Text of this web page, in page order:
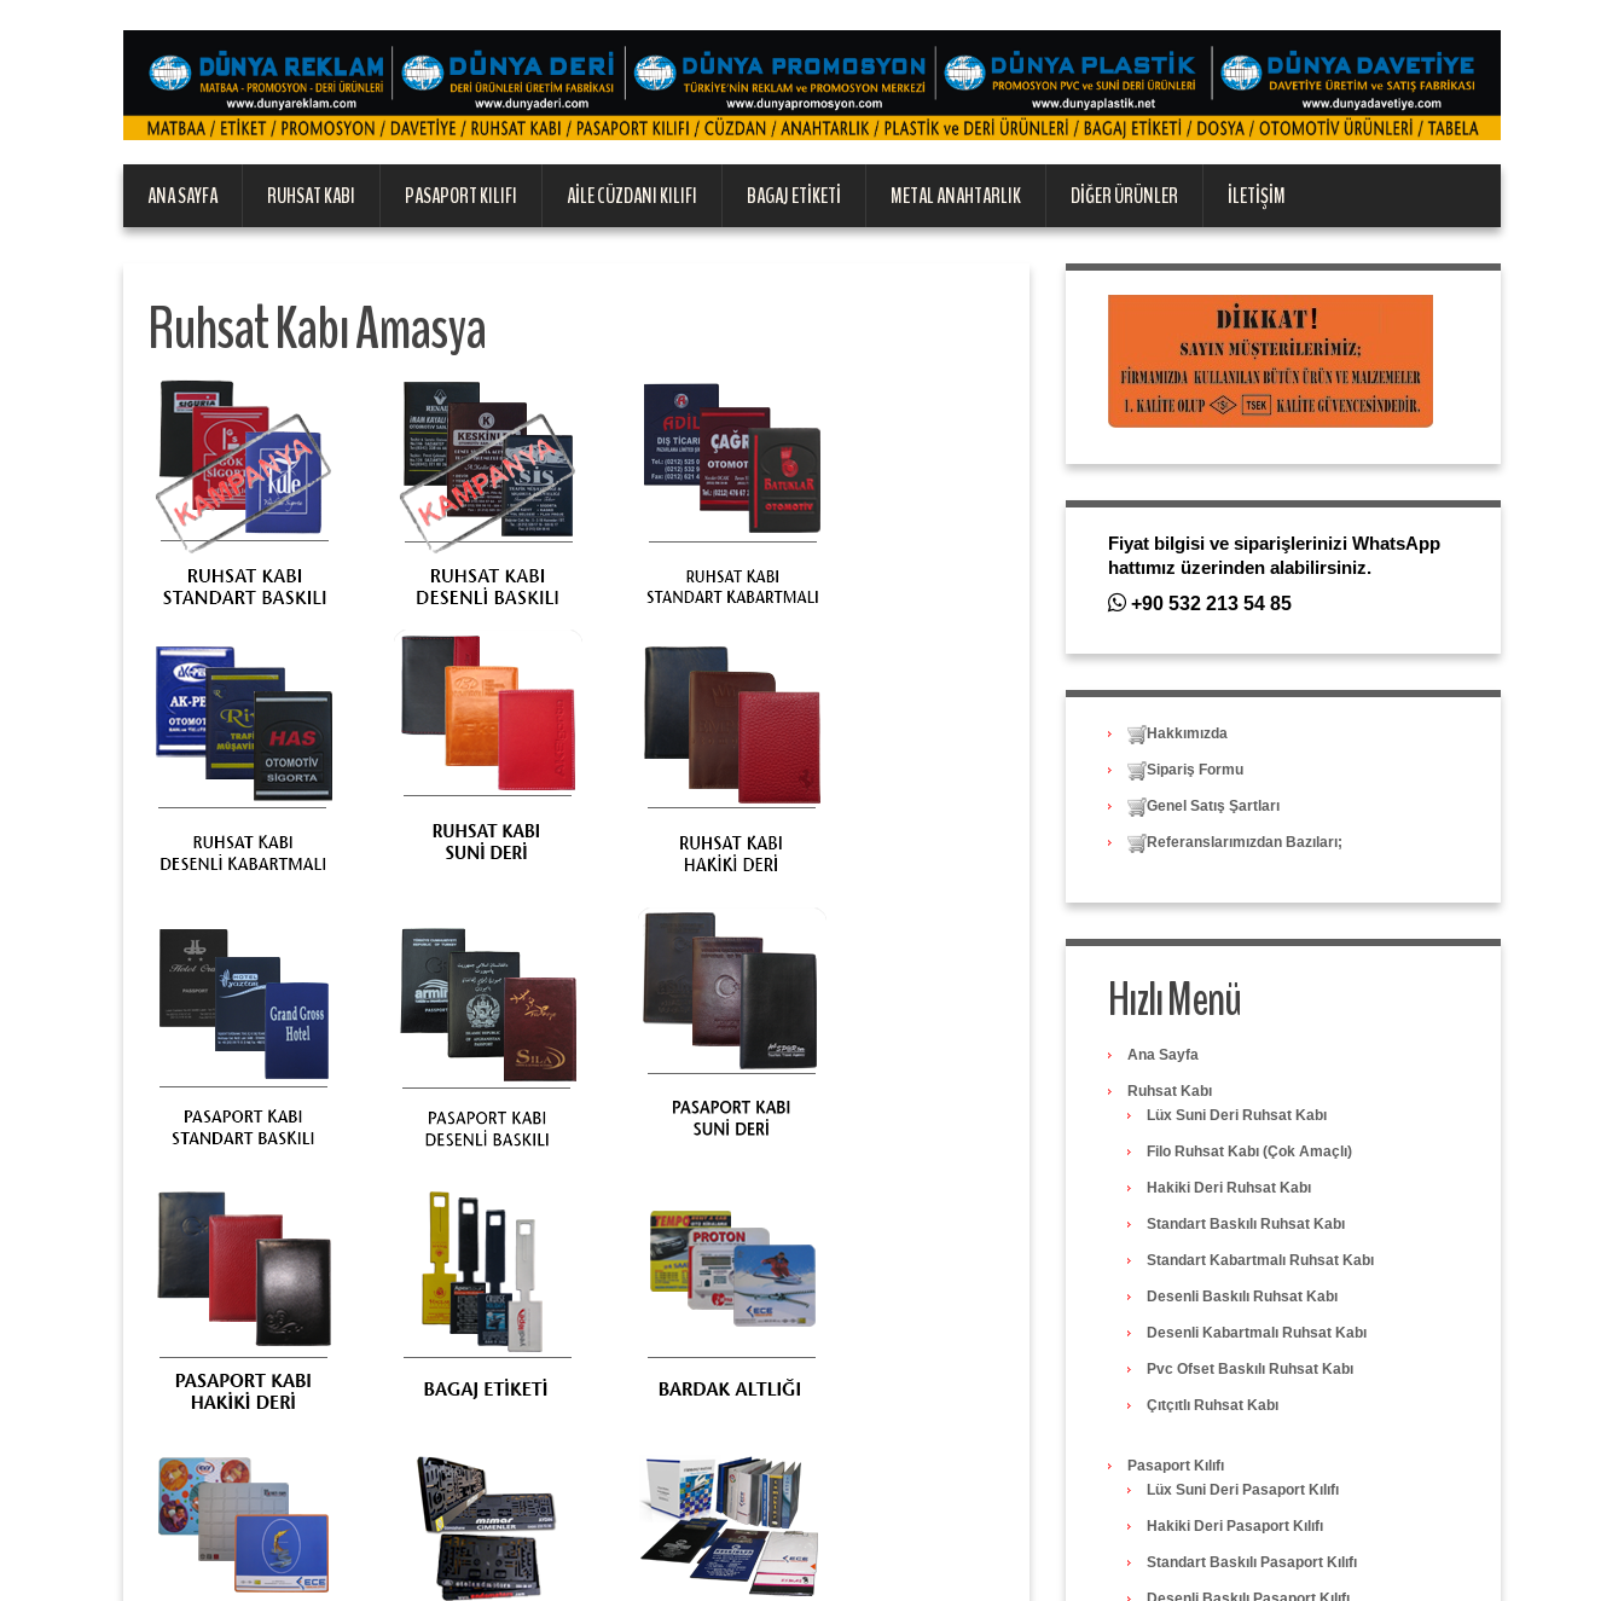
ANA SAYFA RUHSAT KABI PASAPORT KILIFI AILE CÜZDANI KILIFI BAGAJ ETIKETI METAL ANAHTARLIK DIĞER ÜRÜNLER İLETIŞIM
Ruhsat Kabı Amasya
Fiyat bilgisi ve siparişlerinizi WhatsApp
hattımız üzerinden alabilirsiniz.
+90 532 213 54 85
Hakkımızda
Sipariş Formu
Genel Satış Şartları
Referanslarımızdan Bazıları;
Hızlı Menü
Ana Sayfa
Ruhsat Kabı
Lüx Suni Deri Ruhsat Kabı
Filo Ruhsat Kabı (Çok Amaçlı)
Hakiki Deri Ruhsat Kabı
Standart Baskılı Ruhsat Kabı
Standart Kabartmalı Ruhsat Kabı
Desenli Baskılı Ruhsat Kabı
Desenli Kabartmalı Ruhsat Kabı
Pvc Ofset Baskılı Ruhsat Kabı
Çıtçıtlı Ruhsat Kabı
Pasaport Kılıfı
Lüx Suni Deri Pasaport Kılıfı
Hakiki Deri Pasaport Kılıfı
Standart Baskılı Pasaport Kılıfı